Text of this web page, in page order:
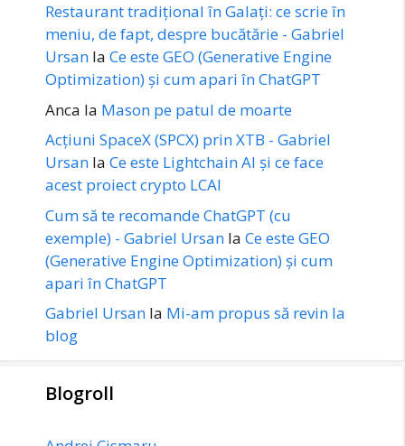
Restaurant tradițional în Galați: ce scrie în
meniu, de fapt, despre bucătărie - Gabriel
Ursan la Ce este GEO (Generative Engine
Optimization) și cum apari în ChatGPT
Anca la Mason pe patul de moarte
Acțiuni SpaceX (SPCX) prin XTB - Gabriel
Ursan la Ce este Lightchain AI și ce face
acest proiect crypto LCAI
Cum să te recomande ChatGPT (cu
exemple) - Gabriel Ursan la Ce este GEO
(Generative Engine Optimization) și cum
apari în ChatGPT
Gabriel Ursan la Mi-am propus să revin la
blog
Blogroll